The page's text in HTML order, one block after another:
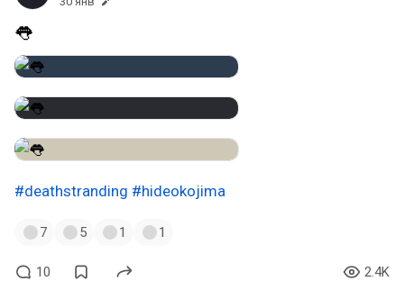
👅
#deathstranding #hideokojima
7 5 1 1
10 2.4K